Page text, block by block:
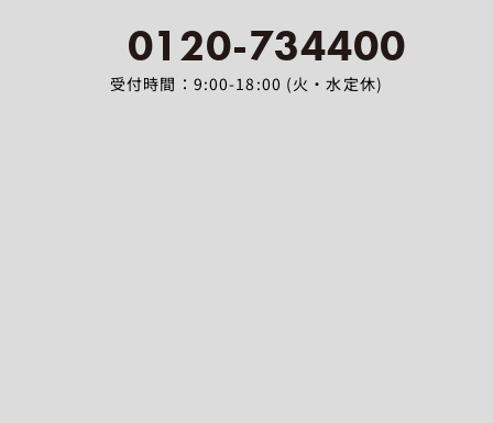
0120-734400
受付時間：9:00-18:00 (火・水定休)